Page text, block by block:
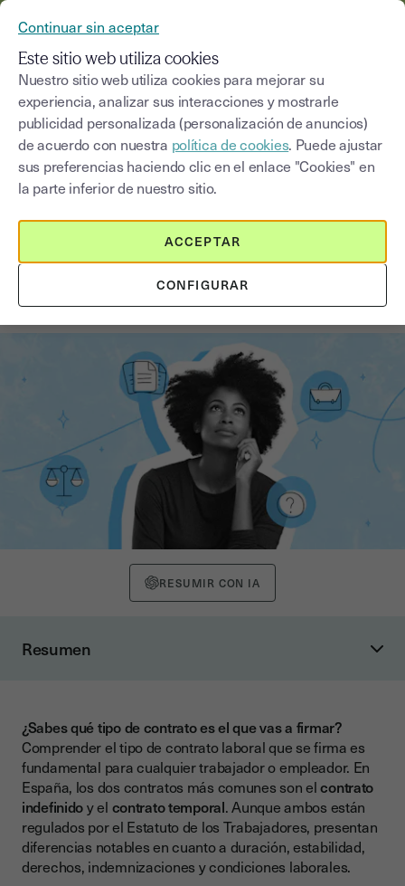
Blog
Seleccionar una categoría Saisissez un terme
Diferencias entre contratos
indefinidos y temporales
RESUMIR CON IA
Resumen
¿Qué es un contrato temporal?
Características principales
Diferencias clave entre contrato indefinido y contrato
temporal
Derechos legales asociados a cada tipo de contrato
Derechos comunes
¿Sabes qué tipo de contrato es el que vas a firmar?
Comprender el tipo de contrato laboral que se firma es
fundamental para cualquier trabajador o empleador. En
España, los dos contratos más comunes son elcontrato
indefinidoy el contrato temporal. Aunque ambos están
regulados por el Estatuto de los Trabajadores, presentan
diferencias notables en cuanto a duración, estabilidad,
derechos, indemnizaciones y condiciones laborales.
Continuar sin aceptar
Este sitio web utiliza cookies
Nuestro sitio web utiliza cookies para mejorar su
experiencia, analizar sus interacciones y mostrarle
publicidad personalizada (personalización de anuncios)
de acuerdo con nuestra política de cookies. Puede ajustar
sus preferencias haciendo clic en el enlace "Cookies" en
la parte inferior de nuestro sitio.
CONFIGURAR
ACCEPTAR